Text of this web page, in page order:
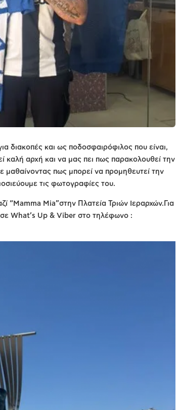
διακοπές και ως ποδοσφαιρόφιλος που είναι,
καλή αρχή και να μας πει πως παρακολουθεί την
μαθαίνοντας πως μπορεί να προμηθευτεί την
τις φωτογραφίες του.
“Mamma Mia”στην Πλατεία Τριών Ιεραρχών.Για
σε What’s Up & Viber στο τηλέφωνο :